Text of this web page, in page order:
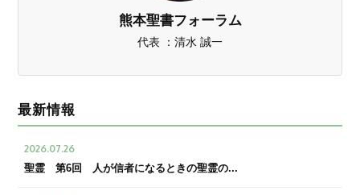
熊本聖書フォーラム
代表 ：清水 誠一
最新情報
2026.07.26
聖霊 第6回 人が信者になるときの聖霊の...